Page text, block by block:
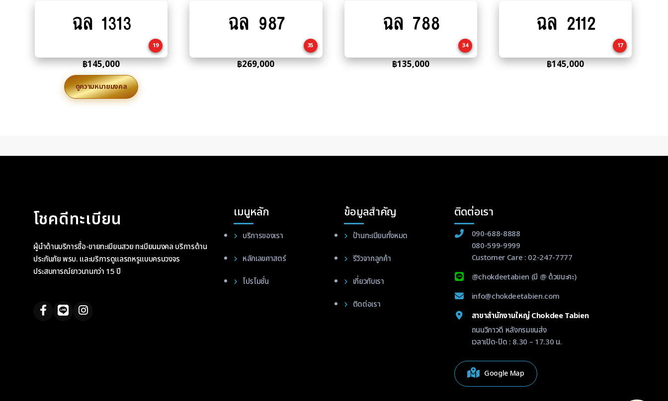
to
ฉล 1313
19
฿145,000
ดูความหมายมงคล
to
ฉล 987
35
฿269,000
to
ฉล 788
34
฿135,000
to
ฉล 2112
17
฿145,000
โชคดีทะเบียน
ผู้นำด้านบริการซื้อ-ขายทะเบียนสวย ทะเบียนมงคล บริการด้าน
ประกันภัย พรบ. และบริการดูแลรถหรูแบบครบวงจร
ประสบการณ์ยาวนานกว่า 15 ปี
เมนูหลัก
บริการของเรา
หลักเลขศาสตร์
โปรโมชั่น
ข้อมูลสำคัญ
ป้านทะเบียนทั้งหมด
รีวิวจากลูกค้า
เกี่ยวกับเรา
ติดต่อเรา
ติดต่อเรา
090-688-8888
080-599-9999
Customer Care : 02-247-7777
@chokdeetabien (มี @ ด้วยนะคะ)
info@chokdeetabien.com
สาขาสำนักงานใหญ่ Chokdee Tabien
ถนนวิภาวดี หลังกรมขนส่ง
เวลาเปิด-ปิด : 8.30 – 17.30 น.
Google Map